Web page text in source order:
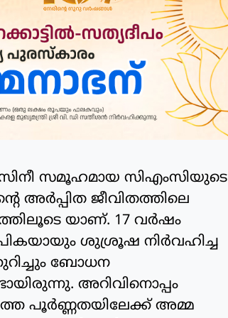
സമൂഹമായ സിഎംസിയുടെ
അർപ്പിത ജീവിതത്തിലെ
യാണ്. 17 വർഷം
ശുശ്രൂഷ നിർവഹിച്ച
ബോധന
അറിവിനൊപ്പം
പൂർണ്ണതയിലേക്ക് അമ്മ